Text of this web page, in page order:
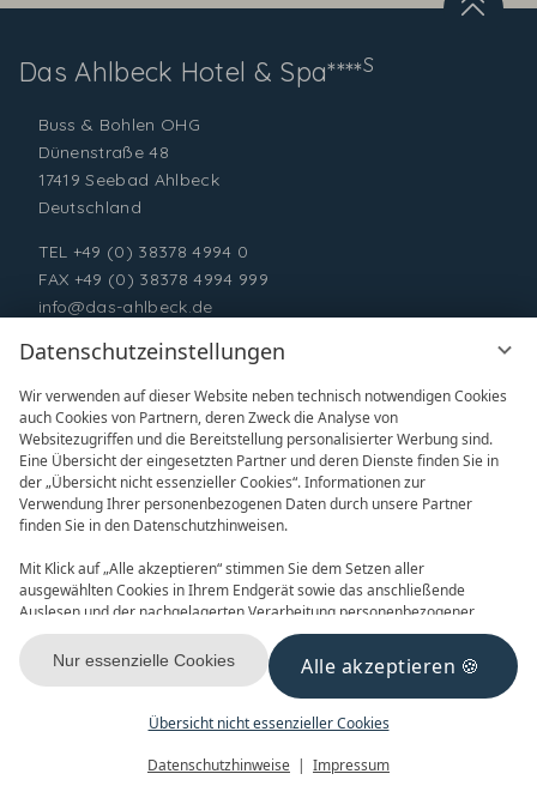
Datenschutzeinstellungen
Wir verwenden auf dieser Website neben technisch notwendigen Cookies
auch Cookies von Partnern, deren Zweck die Analyse von
Websitezugriffen und die Bereitstellung personalisierter Werbung sind.
Eine Übersicht der eingesetzten Partner und deren Dienste finden Sie in
der „Übersicht nicht essenzieller Cookies“. Informationen zur
Verwendung Ihrer personenbezogenen Daten durch unsere Partner
finden Sie in den Datenschutzhinweisen.
Mit Klick auf „Alle akzeptieren“ stimmen Sie dem Setzen aller
ausgewählten Cookies in Ihrem Endgerät sowie das anschließende
Auslesen und der nachgelagerten Verarbeitung personenbezogener
Daten (z.B. Ihrer IP-Adresse) durch uns und unseren Partnern zu. Falls
Sie damit nicht einverstanden sind, klicken Sie bitte auf „Nur essenzielle
Cookies“. Eine individuelle Auswahl können Sie unter „Übersicht nicht
essenzieller Cookies“ tätigen. Sie können Ihre Auswahl im Fußbereich
dieser Website oder in den Datenschutzhinweisen jederzeit aufrufen und
Alle akzeptieren
Nur essenzielle Cookies
Übersicht nicht essenzieller Cookies
Datenschutzhinweise Impressum
GutscheineBuchen
Das Ahlbeck Hotel & Spa****S
Buss & Bohlen OHG
Dünenstraße 48
17419 Seebad Ahlbeck
Deutschland
TEL +49 (0) 38378 4994 0
FAX +49 (0) 38378 4994 999
info@das-ahlbeck.de
ONLINE BUCHEN ANFRAGEN
GUTSCHEINE NEWSLETTER